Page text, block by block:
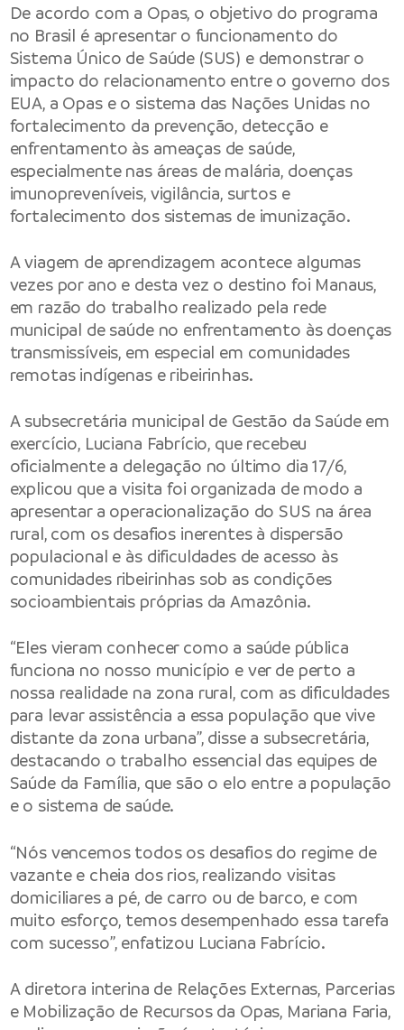
De acordo com a Opas, o objetivo do programa
no Brasil é apresentar o funcionamento do
Sistema Único de Saúde (SUS) e demonstrar o
impacto do relacionamento entre o governo dos
EUA, a Opas e o sistema das Nações Unidas no
fortalecimento da prevenção, detecção e
enfrentamento às ameaças de saúde,
especialmente nas áreas de malária, doenças
imunopreveníveis, vigilância, surtos e
fortalecimento dos sistemas de imunização.
A viagem de aprendizagem acontece algumas
vezes por ano e desta vez o destino foi Manaus,
em razão do trabalho realizado pela rede
municipal de saúde no enfrentamento às doenças
transmissíveis, em especial em comunidades
remotas indígenas e ribeirinhas.
A subsecretária municipal de Gestão da Saúde em
exercício, Luciana Fabrício, que recebeu
oficialmente a delegação no último dia 17/6,
explicou que a visita foi organizada de modo a
apresentar a operacionalização do SUS na área
rural, com os desafios inerentes à dispersão
populacional e às dificuldades de acesso às
comunidades ribeirinhas sob as condições
socioambientais próprias da Amazônia.
“Eles vieram conhecer como a saúde pública
funciona no nosso município e ver de perto a
nossa realidade na zona rural, com as dificuldades
para levar assistência a essa população que vive
distante da zona urbana”, disse a subsecretária,
destacando o trabalho essencial das equipes de
Saúde da Família, que são o elo entre a população
e o sistema de saúde.
“Nós vencemos todos os desafios do regime de
vazante e cheia dos rios, realizando visitas
domiciliares a pé, de carro ou de barco, e com
muito esforço, temos desempenhado essa tarefa
com sucesso”, enfatizou Luciana Fabrício.
A diretora interina de Relações Externas, Parcerias
e Mobilização de Recursos da Opas, Mariana Faria,